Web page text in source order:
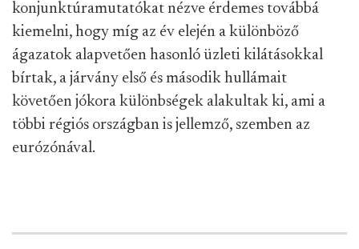
konjunktúramutatókat nézve érdemes továbbá
kiemelni, hogy míg az év elején a különböző
ágazatok alapvetően hasonló üzleti kilátásokkal
bírtak, a járvány első és második hullámait
követően jókora különbségek alakultak ki, ami a
többi régiós országban is jellemző, szemben az
eurózónával.